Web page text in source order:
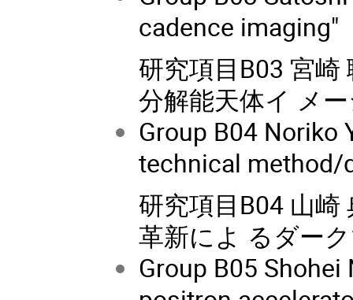
cadence imaging"
研究項目B03 宮崎
分解能天体イ メ
Group B04 Noriko
technical method/
研究項目B04 山崎
革新によ るダー
Group B05 Shohei